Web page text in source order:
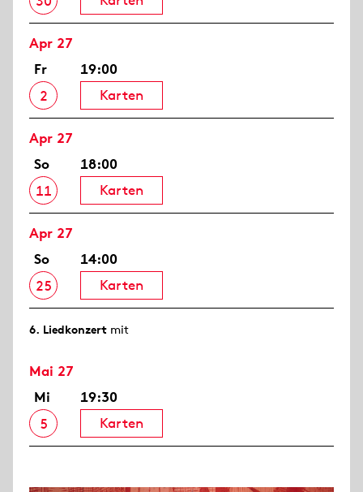
Apr 27
Fr
2
19:00
Karten
Apr 27
So
11
18:00
Karten
Apr 27
So
25
14:00
Karten
6. Lied­konzert mit
Mai 27
Mi
5
19:30
Karten